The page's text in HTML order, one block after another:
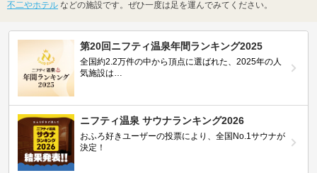
不二やホテル などの施設です。ぜひ一度は足を運んでみてください。
第20回ニフティ温泉年間ランキング2025
全国約2.2万件の中から頂点に選ばれた、2025年の人
気施設は…
ニフティ温泉 サウナランキング2026
おふろ好きユーザーの投票により、全国No.1サウナが
決定！